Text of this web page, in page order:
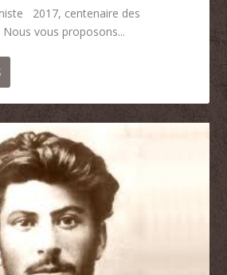
2017, centenaire des
vous proposons...